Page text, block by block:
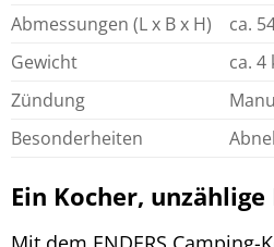
Abmessungen (L x B x H)
ca.
Gewicht
ca. 4
Zündung
Besonderheiten
Ein Kocher,